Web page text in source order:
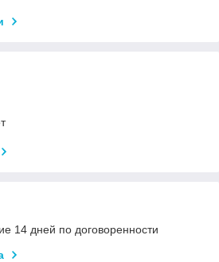
14 дней по договоренности